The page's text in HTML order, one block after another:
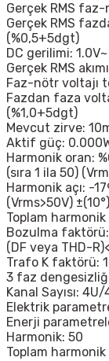
Gerçek RMS
Gerçek RMS
(%0,5+5dgt)
DC gerilimi:
Gerçek RMS
Faz-nötr voltajı
Fazdan faza
(%1,0+5dgt)
Mevcut zirve:
Aktif güç:
Harmonik oran:
(sıra 1 ila 50)
Harmonik açı: -
(Vrms>50V)
Toplam
Bozulma faktörü:
(DF veya THD-
Trafo K faktörü:
3 faz dengesizliği
Kanal Sayısı: 4U/
Elektrik
Enerji
Harmonik: 50
Toplam